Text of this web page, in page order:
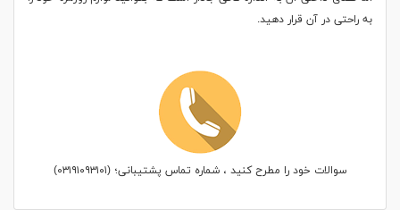
به راحتی در آن قرار دهید.
سوالات خود را مطرح کنید ، شماره تماس پشتیبانی؛ (۰۳۱۹۱۰۹۳۱۰۱)